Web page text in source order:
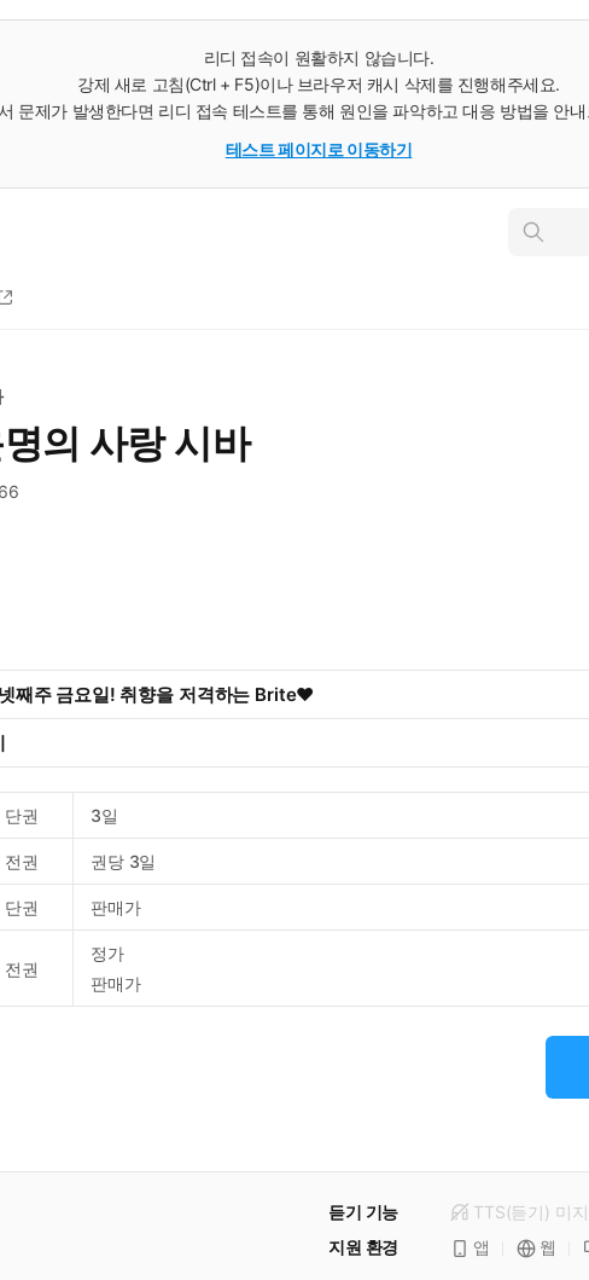
리디 접속이 원활하지 않습니다.
강제 새로 고침(Ctrl + F5)이나 브라우저 캐시 삭제를 진행해주세요.
문제가 발생한다면 리디 접속 테스트를 통해 원인을 파악하고 대응 방법을 안
테스트 페이지로 이동하기
인
의 사랑 시바
째주 금요일! 취향을 저격하는 Brite♥
단권 3일
전권 권당 3일
단권 판매가
전권
정가
판매가
듣기 기능 TTS(듣기) 미
지원 환경 앱 웹